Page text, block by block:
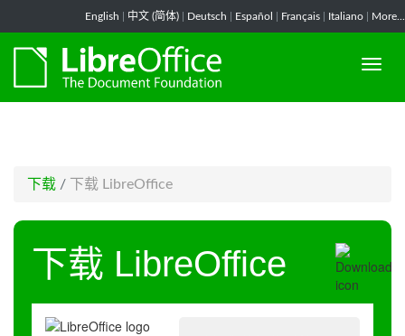
English 中文 (简体) Deutsch Español Français Italiano More...
下载 / 下载 LibreOffice
下载 LibreOffice